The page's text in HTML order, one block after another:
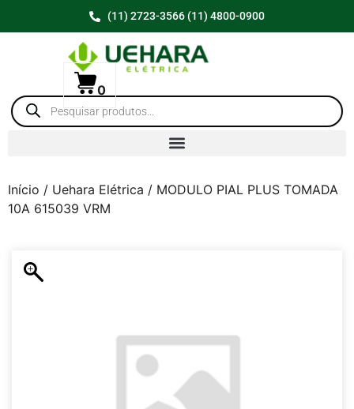
(11) 2723-3566 (11) 4800-0900
0
Início / Uehara Elétrica / MODULO PIAL PLUS TOMADA
10A 615039 VRM